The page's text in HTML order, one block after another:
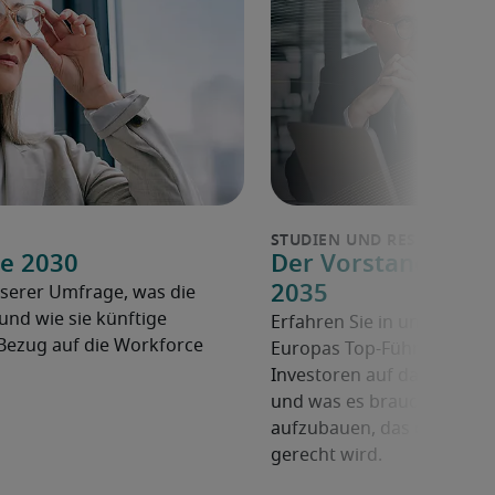
2030
Umfrage, was die
wie sie künftige
auf die Workforce
Der Vorstand der
2035
Erfahren Sie in unserem
Europas Top-
Investoren auf das
und was es braucht, um
aufzubauen, das den
gerecht wird.